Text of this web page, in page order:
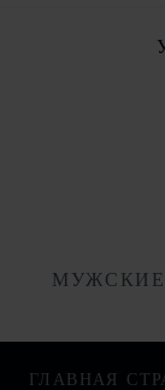
ГЛАВНАЯ